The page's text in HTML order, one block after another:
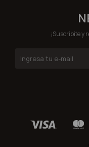
¡Suscribite y